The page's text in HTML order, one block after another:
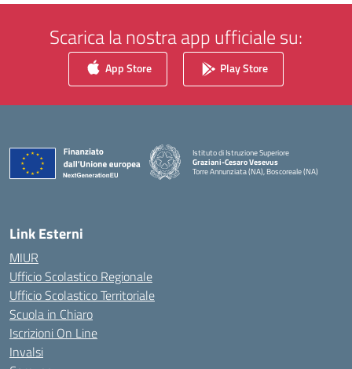
Scarica la nostra app ufficiale su:
App Store Play Store
Istituto di Istruzione Superiore
Graziani-Cesaro Vesevus
Torre Annunziata (NA), Boscoreale (NA)
Link Esterni
MIUR
Ufficio Scolastico Regionale
Ufficio Scolastico Territoriale
Scuola in Chiaro
Iscrizioni On Line
Invalsi